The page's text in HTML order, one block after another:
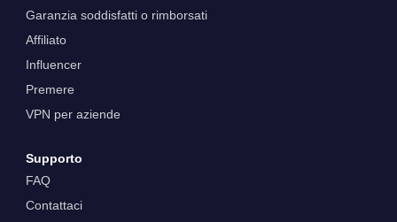
Garanzia soddisfatti o rimborsati
Affiliato
Influencer
Premere
VPN per aziende
Supporto
FAQ
Contattaci